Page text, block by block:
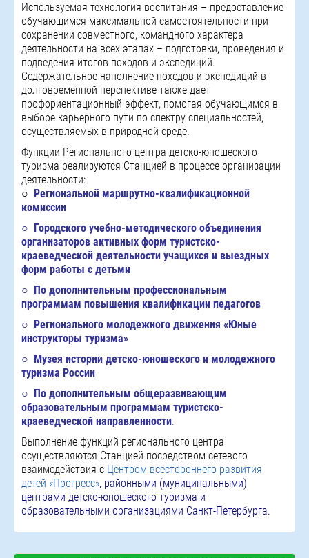
Используемая технология воспитания – предоставление
обучающимся максимальной самостоятельности при
сохранении совместного, командного характера
деятельности на всех этапах – подготовки, проведения и
подведения итогов походов и экспедиций.
Содержательное наполнение походов и экспедиций в
долговременной перспективе также дает
профориентационный эффект, помогая обучающимся в
выборе карьерного пути по спектру специальностей,
осуществляемых в природной среде.
Функции Регионального центра детско-юношеского
туризма реализуются Станцией в процессе организации
деятельности:
○ Региональной маршрутно-квалификационной
комиссии
○ Городского учебно-методического объединения
организаторов активных форм туристско-
краеведческой деятельности учащихся и выездных
форм работы с детьми
○ По дополнительным профессиональным
программам повышения квалификации педагогов
○ Регионального молодежного движения «Юные
инструкторы туризма»
○ Музея истории детско-юношеского и молодежного
туризма России
○ По дополнительным общеразвивающим
образовательным программам туристско-
краеведческой направленности.
Выполнение функций регионального центра
осуществляются Станцией посредством сетевого
взаимодействия с Центром всестороннего развития
детей «Прогресс», районными (муниципальными)
центрами детско-юношеского туризма и
образовательными организациями Санкт-Петербурга.